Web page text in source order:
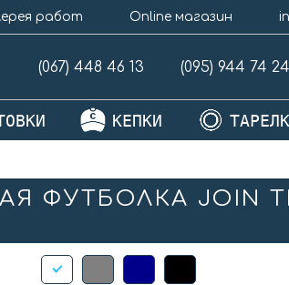
работ Online магазин
(067) 448 46 13 (095) 944 74 24
КЕПКИ
ФУТБОЛКА JOIN